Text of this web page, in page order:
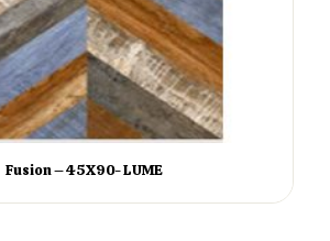
Fusion – 45X90- LUME